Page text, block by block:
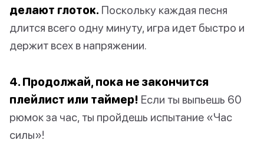
делают глоток. Поскольку каждая песня
длится всего одну минуту, игра идет быстро и
держит всех в напряжении.
4. Продолжай, пока не закончится
плейлист или таймер! Если ты выпьешь 60
рюмок за час, ты пройдешь испытание «Час
силы»!